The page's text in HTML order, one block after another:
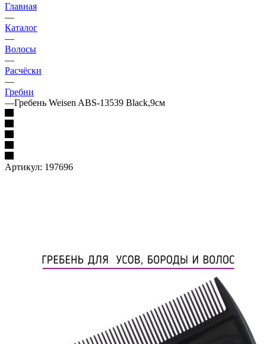
Главная
—
Каталог
—
Волосы
—
Расчёски
—
Гребни
—Гребень Weisen ABS-13539 Black,9см
Артикул: 197696